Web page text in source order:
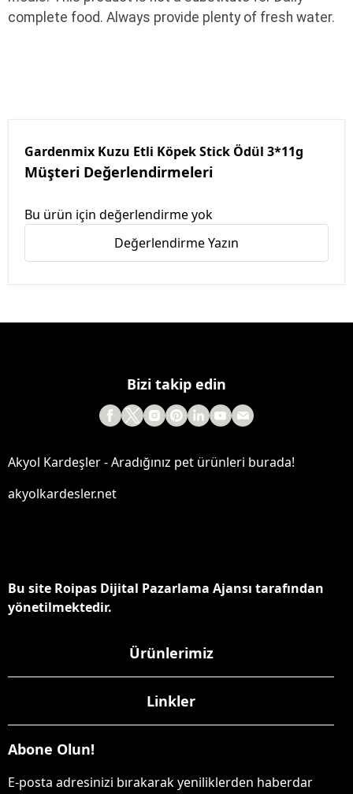
complete food. Always provide plenty of fresh water.
Gardenmix Kuzu Etli Köpek Stick Ödül 3*11g
Müşteri Değerlendirmeleri
Bu ürün için değerlendirme yok
Değerlendirme Yazın
Bizi takip edin
Akyol Kardeşler - Aradığınız pet ürünleri burada!
akyolkardesler.net
Bu site Roipas Dijital Pazarlama Ajansı tarafından
yönetilmektedir.
Ürünlerimiz
Linkler
Abone Olun!
E-posta adresinizi bırakarak yeniliklerden haberdar